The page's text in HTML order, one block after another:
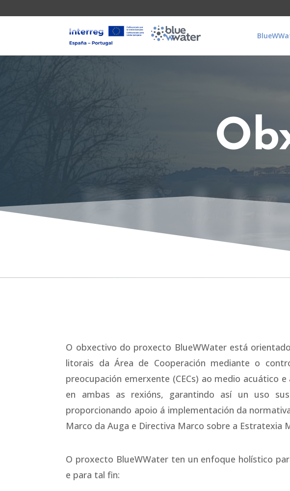
O obxectivo do proxecto BlueWWater está
litorais da Área de Cooperación mediante o
preocupación emerxente (CECs) ao medio acuático
en ambas as rexións, garantindo así un uso
proporcionando apoio á implementación da
Marco da Auga e Directiva Marco sobre a Estratexia
O proxecto BlueWWater ten un enfoque holístico
e para tal fin: